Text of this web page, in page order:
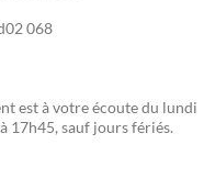
068
est à votre écoute du lundi
17h45, sauf jours fériés.